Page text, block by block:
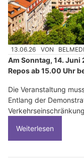
13.06.26 VON
Am Sonntag, 14.
Repos ab 15.00 Uhr
Die Veranstaltung
Entlang der
Weiterlesen